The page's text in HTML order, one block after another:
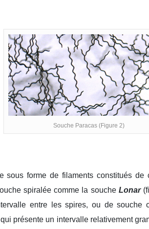
Souche Paracas (Figure 2)
sous forme de filaments constitués de
spiralée comme la souche Lonar
entre les spires, ou de souche
présente un intervalle relativement